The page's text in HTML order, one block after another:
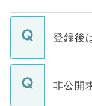
登録後
ご登録い
登録内
非公開